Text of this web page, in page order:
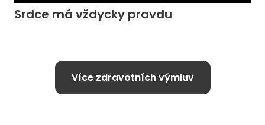
Srdce má vždycky pravdu
Více zdravotních výmluv